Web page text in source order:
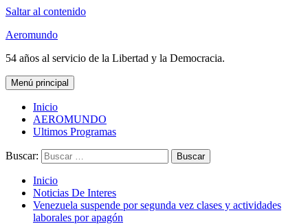
Saltar al contenido
Aeromundo
54 años al servicio de la Libertad y la Democracia.
Menú principal
Inicio
AEROMUNDO
Ultimos Programas
Buscar:
Inicio
Noticias De Interes
Venezuela suspende por segunda vez clases y actividades
laborales por apagón